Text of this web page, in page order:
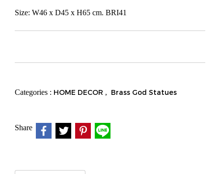
Size: W46 x D45 x H65 cm. BRI41
Categories : HOME DECOR , Brass God Statues
Share